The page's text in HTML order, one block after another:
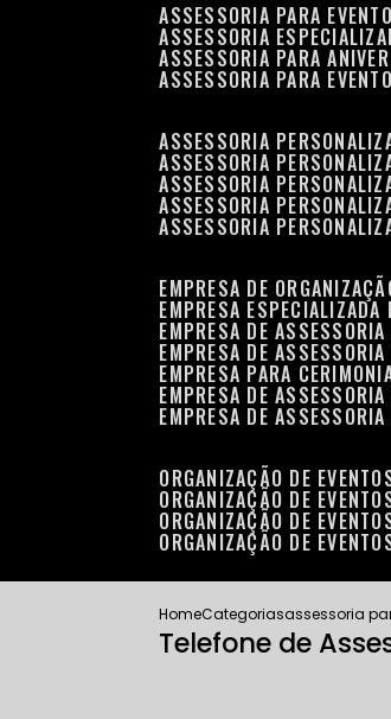
ASSESSORIA PARA
ASSESSORIA
ASSESSORIA PARA
ASSESSORIA PARA
ASSESSORIA
ASSESSORIA
ASSESSORIA
ASSESSORIA
ASSESSORIA
EMPRESA DE
EMPRESA
EMPRESA DE
EMPRESA DE
EMPRESA PARA
EMPRESA DE
EMPRESA DE
ORGANIZAÇÃO DE
ORGANIZAÇÃO DE
ORGANIZAÇÃO DE
ORGANIZAÇÃO DE
HomeCategoriasassessoria
Telefone de